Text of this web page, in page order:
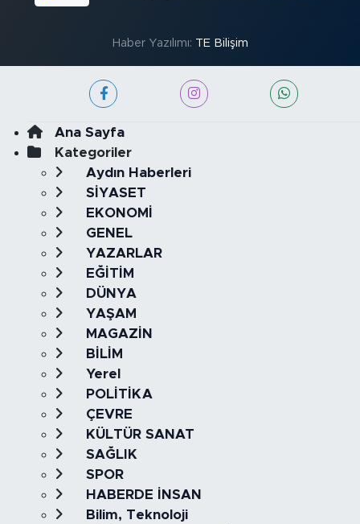
Haber Yazılımı: TE Bilişim
Ana Sayfa
Kategoriler
Aydın Haberleri
SİYASET
EKONOMİ
GENEL
YAZARLAR
EĞİTİM
DÜNYA
YAŞAM
MAGAZİN
BİLİM
Yerel
POLİTİKA
ÇEVRE
KÜLTÜR SANAT
SAĞLIK
SPOR
HABERDE İNSAN
Bilim, Teknoloji